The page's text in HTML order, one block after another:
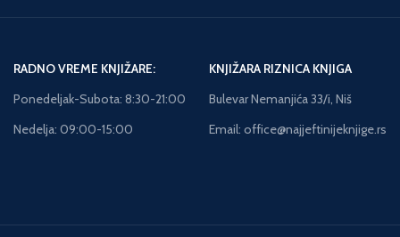
RADNO VREME KNJIŽARE:
Ponedeljak-Subota: 8:30-21:00
Nedelja: 09:00-15:00
KNJIŽARA RIZNICA KNJIGA
Bulevar Nemanjića 33/i, Niš
Email: office@najjeftinijeknjige.rs